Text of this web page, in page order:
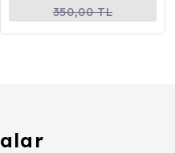
350,00 TL